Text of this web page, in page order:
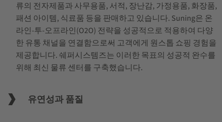
류의 전자제품과 사무용품, 서적, 장난감, 가정용품, 화장품,
패션 아이템, 식료품 등을 판매하고 있습니다. Suning은 온
라인-투-오프라인(O2O) 전략을 성공적으로 적용하여 다양
한 유통 채널을 연결함으로써 고객에게 원스톱 쇼핑 경험을
제공합니다. 쉐퍼시스템즈는 이러한 목표의 성공적 완수를
위해 최신 물류 센터를 구축했습니다.
유연성과 품질